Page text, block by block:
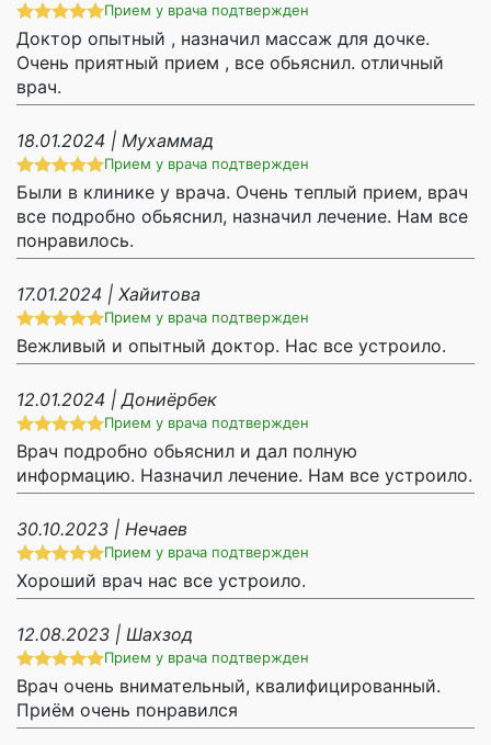
Прием у врача подтвержден
Доктор опытный , назначил массаж для дочке.
Очень приятный прием , все обьяснил. отличный
врач.
18.01.2024 | Мухаммад
Прием у врача подтвержден
Были в клинике у врача. Очень теплый прием, врач
все подробно обьяснил, назначил лечение. Нам все
понравилось.
17.01.2024 | Хайитова
Прием у врача подтвержден
Вежливый и опытный доктор. Нас все устроило.
12.01.2024 | Дониёрбек
Прием у врача подтвержден
Врач подробно обьяснил и дал полную
информацию. Назначил лечение. Нам все устроило.
30.10.2023 | Нечаев
Прием у врача подтвержден
Хороший врач нас все устроило.
12.08.2023 | Шахзод
Прием у врача подтвержден
Врач очень внимательный, квалифицированный.
Приём очень понравился